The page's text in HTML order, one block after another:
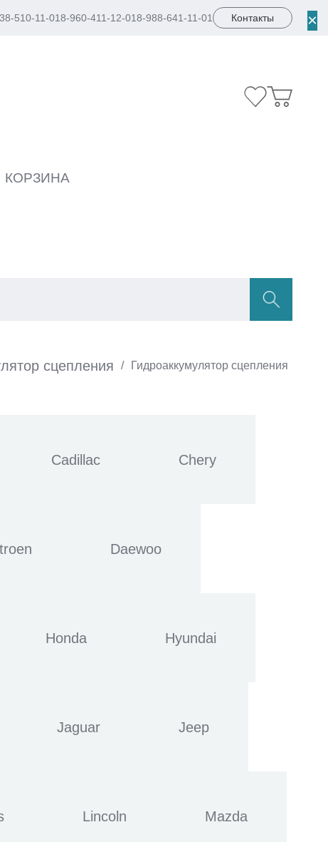
510-11-018-960-411-12-018-988-641-11-01 Контакты
КОРЗИНА
×
сцепления / Гидроаккумулятор сцепления
Cadillac Chery
Daewoo
Honda Hyundai
Jaguar Jeep
Lincoln Mazda